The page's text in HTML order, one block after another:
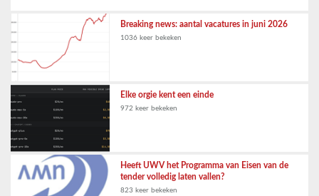
Breaking news: aantal vacatures in juni 2026
1036 keer bekeken
Elke orgie kent een einde
972 keer bekeken
Heeft UWV het Programma van Eisen van de
tender volledig laten vallen?
823 keer bekeken